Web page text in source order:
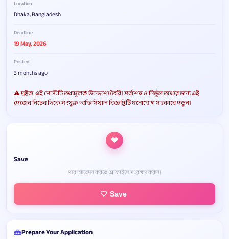
Location
Dhaka, Bangladesh
Deadline
19 May, 2026
Posted
3 months ago
⚠️ দ্রষ্টব্য: এই পোস্টটি তথ্যমূলক উদ্দেশ্যে তৈরি। সর্বশেষ ও নির্ভুল তথ্যের জন্য এই
পেজের নিচের দিকে সংযুক্ত অফিসিয়াল বিজ্ঞপ্তিটি মনোযোগ সহকারে পড়ুন।
Save
পরে আবেদন করতে প্রোফাইলে সংরক্ষণ করুন।
Save
Prepare Your Application